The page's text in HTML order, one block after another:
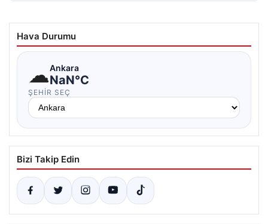
Hava Durumu
☁Ankara
NaN°C
ŞEHIR SEÇ
Bizi Takip Edin